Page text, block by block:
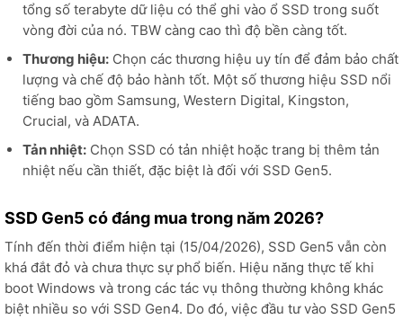
tổng số terabyte dữ liệu có thể ghi vào ổ SSD trong suốt
vòng đời của nó. TBW càng cao thì độ bền càng tốt.
Thương hiệu:Chọn các thương hiệu uy tín để đảm bảo chất
lượng và chế độ bảo hành tốt. Một số thương hiệu SSD nổi
tiếng bao gồm Samsung, Western Digital, Kingston,
Crucial, và ADATA.
Tản nhiệt:Chọn SSD có tản nhiệt hoặc trang bị thêm tản
nhiệt nếu cần thiết, đặc biệt là đối với SSD Gen5.
SSD Gen5 có đáng mua trong năm 2026?
Tính đến thời điểm hiện tại (15/04/2026), SSD Gen5 vẫn còn
khá đắt đỏ và chưa thực sự phổ biến. Hiệu năng thực tế khi
boot Windows và trong các tác vụ thông thường không khác
biệt nhiều so với SSD Gen4. Do đó, việc đầu tư vào SSD Gen5